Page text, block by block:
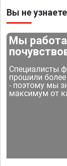
Вы не
Мы
Специалисты
прошили
- поэтому мы
максимум от